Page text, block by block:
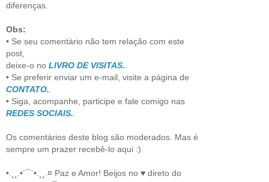
diferenças.
Obs:
• Se seu comentário não tem relação com este
post,
deixe-o no LIVRO DE VISITAS..
• Se preferir enviar um e-mail, visite a página de
CONTATO..
• Siga, acompanhe, participe e fale comigo nas
REDES SOCIAIS..
Os comentários deste blog são moderados. Mas é
sempre um prazer recebê-lo aqui :)
•.¸¸.•´¯`•.¸¸.¤ Paz e Amor! Beijos no ♥ direto do